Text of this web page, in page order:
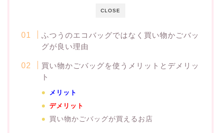
CLOSE
ふつうのエコバッグではなく買い物かごバッ
グが良い理由
買い物かごバッグを使うメリットとデメリッ
ト
メリット
デメリット
買い物かごバッグが買えるお店